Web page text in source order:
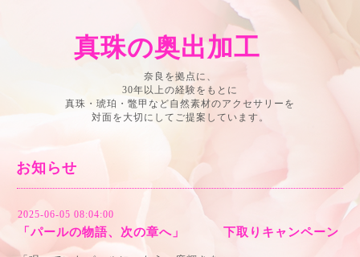
真珠の奥出加工
奈良を拠点に、
30年以上の経験をもとに
真珠・琥珀・鼈甲など自然素材のアクセサリーを
対面を大切にしてご提案しています。
お知らせ
2025-06-05 08:04:00
「パールの物語、次の章へ」 下取りキャンペーン